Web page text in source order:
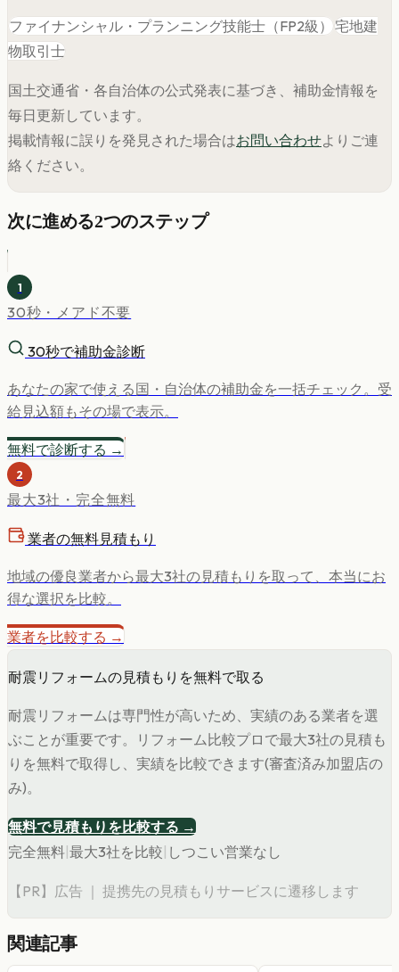
ファイナンシャル・プランニング技能士（FP2級）宅地建
物取引士
国土交通省・各自治体の公式発表に基づき、補助金情報を
毎日更新しています。
掲載情報に誤りを発見された場合はお問い合わせよりご連
絡ください。
次に進める2つのステップ
1
30秒・メアド不要
30秒で補助金診断
あなたの家で使える国・自治体の補助金を一括チェック。受
給見込額もその場で表示。
無料で診断する →
2
最大3社・完全無料
業者の無料見積もり
地域の優良業者から最大3社の見積もりを取って、本当にお
得な選択を比較。
業者を比較する →
耐震リフォームの見積もりを無料で取る
耐震リフォームは専門性が高いため、実績のある業者を選
ぶことが重要です。リフォーム比較プロで最大3社の見積も
りを無料で取得し、実績を比較できます(審査済み加盟店の
み)。
無料で見積もりを比較する →
完全無料|最大3社を比較| しつこい営業なし
【PR】広告 ｜ 提携先の見積もりサービスに遷移します
関連記事